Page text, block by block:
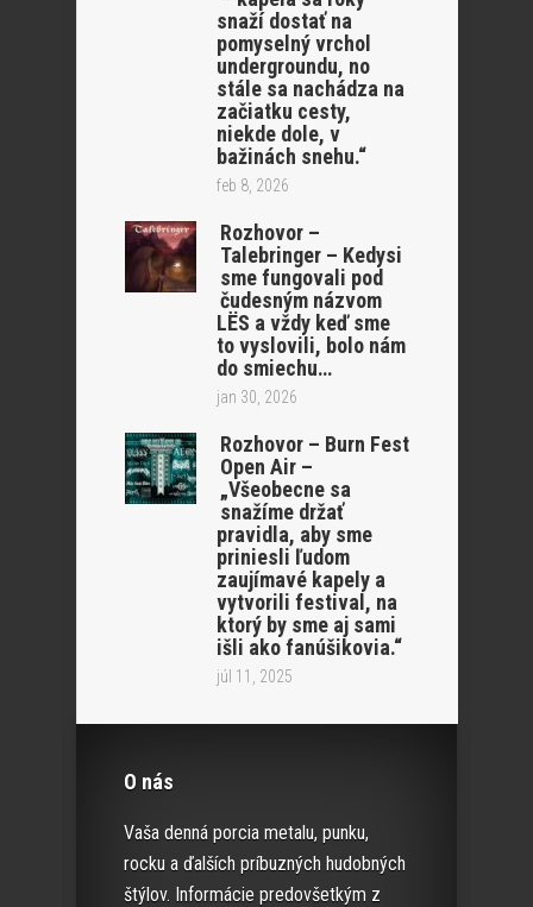
snaží dostať na
pomyselný vrchol
undergroundu, no
stále sa nachádza na
začiatku cesty,
niekde dole, v
bažinách snehu.“
feb 8, 2026
Rozhovor –
Talebringer – Kedysi
sme fungovali pod
čudesným názvom
LËS a vždy keď sme
to vyslovili, bolo nám
do smiechu…
jan 30, 2026
Rozhovor – Burn Fest
Open Air –
„Všeobecne sa
snažíme držať
pravidla, aby sme
priniesli ľudom
zaujímavé kapely a
vytvorili festival, na
ktorý by sme aj sami
išli ako fanúšikovia.“
júl 11, 2025
O nás
Vaša denná porcia metalu, punku,
rocku a ďalších príbuzných hudobných
štýlov. Informácie predovšetkým z